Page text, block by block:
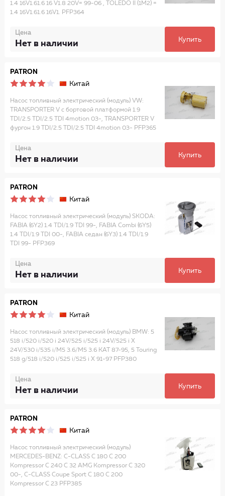
1.4 16V1.61.6 16 V1.8 20V= 99-06 , TOLEDO II (1M2) =
1.4 16V1.61.6 16V1. PFP364
Цена
Нет в наличии Купить
PATRON
Китай
Насос топливный электрический (модуль) VW:
TRANSPORTER V c бортовой платформой 1.9
TDI/2.5 TDI/2.5 TDI 4motion 03-, TRANSPORTER V
фургон 1.9 TDI/2.5 TDI/2.5 TDI 4motion 03- PFP365
Цена
Нет в наличии Купить
PATRON
Китай
Насос топливный электрический (модуль) SKODA:
FABIA (6Y2) 1.4 TDI/1.9 TDI 99-, FABIA Combi (6Y5)
1.4 TDI/1.9 TDI 00-, FABIA седан (6Y3) 1.4 TDI/1.9
TDI 99- PFP369
Цена
Нет в наличии Купить
PATRON
Китай
Насос топливный электрический (модуль) BMW: 5
518 i/520 i/520 i 24V/525 i/525 i 24V/525 i X
24V/530 i/535 i/M5 3.6/M5 3.6 KAT 87-95, 5 Touring
518 g/518 i/520 i/525 i/525 i X 91-97 PFP380
Цена
Нет в наличии Купить
PATRON
Китай
Насос топливный электрический (модуль)
MERCEDES-BENZ: C-CLASS C 180 C 200
Kompressor C 240 C 32 AMG Kompressor C 320
00-, C-CLASS Coupe Sport C 180 C 200
Kompressor C 23 PFP385